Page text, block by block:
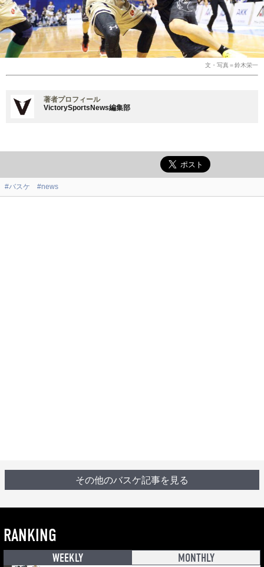
文・写真＝鈴木栄一
著者プロフィール
VictorySportsNews編集部
#バスケ #news
その他のバスケ記事を見る
RANKING
WEEKLY MONTHLY